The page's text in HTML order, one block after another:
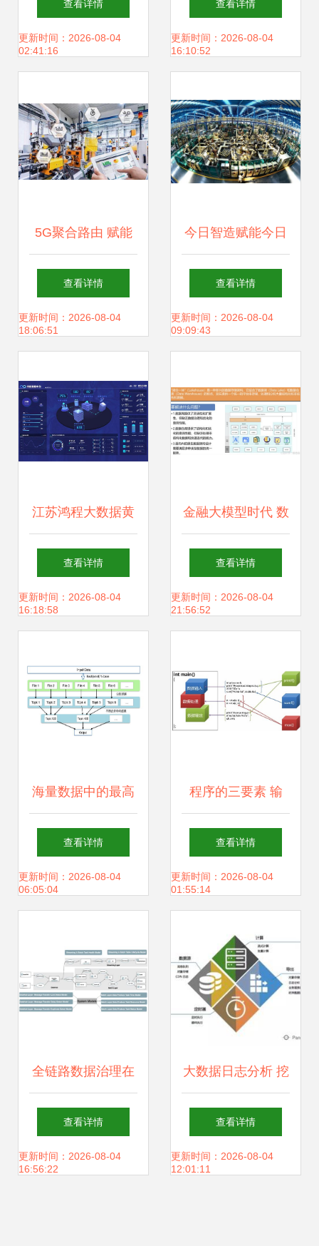
储支持服务
查看详情
更新时间：2026-08-04
02:41:16
产品Quick BI的存
查看详情
更新时间：2026-08-04
16:10:52
5G聚合路由 赋能
多领域数据处理的
关键技术
查看详情
更新时间：2026-08-04
18:06:51
今日智造赋能今日
制造 聚焦智能制造
与工业互联网的媒
服务
查看详情
更新时间：2026-08-04
09:09:43
江苏鸿程大数据黄
宜华教授 从实验室
到市场，“学者创
业之路
查看详情
更新时间：2026-08-04
16:18:58
金融大模型时代 数
据治理与AI应用创
新的基石
查看详情
更新时间：2026-08-04
21:56:52
海量数据中的最高
频K项问题 存储与
服务的核心挑战与
查看详情
更新时间：2026-08-04
06:05:04
程序的三要素 输
入、处理与输出
查看详情
更新时间：2026-08-04
01:55:14
全链路数据治理在
网易严选的实践 以
存储支持服务为核
查看详情
更新时间：2026-08-04
16:56:22
大数据日志分析 挖
掘传统行业日志大
数据的无限价值
查看详情
更新时间：2026-08-04
12:01:11